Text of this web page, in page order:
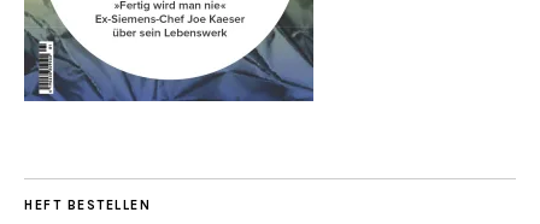
HEFT BESTELLEN